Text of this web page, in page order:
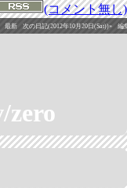
(コメント無し)
最新 次の日記(2012年10月20日(Sat))» 編
zero